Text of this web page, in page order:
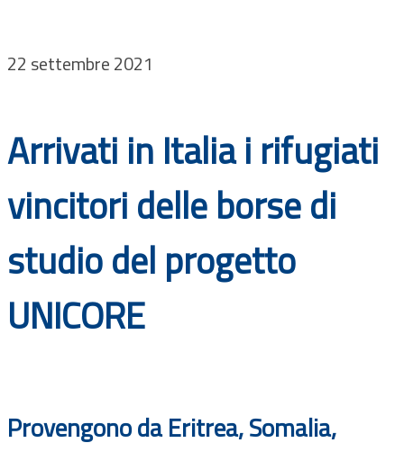
Progetti
Bandi
Guide
22 settembre 2021
Arrivati in Italia i rifugiati
vincitori delle borse di
studio del progetto
UNICORE
Provengono da Eritrea, Somalia,